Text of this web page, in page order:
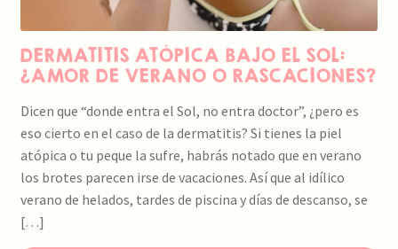
DERMATITIS ATÓPICA BAJO EL SOL:
¿AMOR DE VERANO O RASCACIONES?
Dicen que “donde entra el Sol, no entra doctor”, ¿pero es
eso cierto en el caso de la dermatitis? Si tienes la piel
atópica o tu peque la sufre, habrás notado que en verano
los brotes parecen irse de vacaciones. Así que al idílico
verano de helados, tardes de piscina y días de descanso, se
[…]